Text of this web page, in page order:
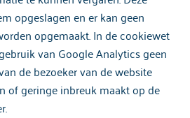
opgeslagen en er kan geen
opgemaakt. In de cookiewet
van Google Analytics geen
de bezoeker van de website
of geringe inbreuk maakt op de